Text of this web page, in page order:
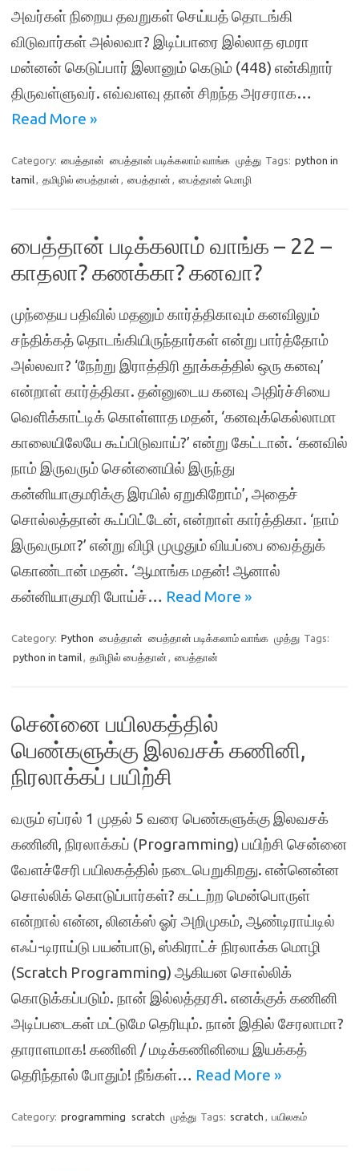
அவர்கள் நிறைய தவறுகள் செய்யத் தொடங்கி
விடுவார்கள் அல்லவா? இடிப்பாரை இல்லாத ஏமரா
மன்னன் கெடுப்பார் இலானும் கெடும் (448) என்கிறார்
திருவள்ளுவர். எவ்வளவு தான் சிறந்த அரசராக…
Read More »
Category: பைத்தான் பைத்தான் படிக்கலாம் வாங்க முத்து Tags: python in
tamil, தமிழில் பைத்தான் , பைத்தான் , பைத்தான் மொழி
பைத்தான் படிக்கலாம் வாங்க – 22 –
காதலா? கணக்கா? கனவா?
முந்தைய பதிவில் மதனும் கார்த்திகாவும் கனவிலும்
சந்திக்கத் தொடங்கியிருந்தார்கள் என்று பார்த்தோம்
அல்லவா? ‘நேற்று இராத்திரி தூக்கத்தில் ஒரு கனவு’
என்றாள் கார்த்திகா. தன்னுடைய கனவு அதிர்ச்சியை
வெளிக்காட்டிக் கொள்ளாத மதன், ‘கனவுக்கெல்லாமா
காலையிலேயே கூப்பிடுவாய்?’ என்று கேட்டான். ‘கனவில்
நாம் இருவரும் சென்னையில் இருந்து
கன்னியாகுமரிக்கு இரயில் ஏறுகிறோம்’, அதைச்
சொல்லத்தான் கூப்பிட்டேன், என்றாள் கார்த்திகா. ‘நாம்
இருவருமா?’ என்று விழி முழுதும் வியப்பை வைத்துக்
கொண்டான் மதன். ‘ஆமாங்க மதன்! ஆனால்
கன்னியாகுமரி போய்ச்… Read More »
Category: Python பைத்தான் பைத்தான் படிக்கலாம் வாங்க முத்து Tags:
python in tamil, தமிழில் பைத்தான் , பைத்தான்
சென்னை பயிலகத்தில்
பெண்களுக்கு இலவசக் கணினி,
நிரலாக்கப் பயிற்சி
வரும் ஏப்ரல் 1 முதல் 5 வரை பெண்களுக்கு இலவசக்
கணினி, நிரலாக்கப் (Programming) பயிற்சி சென்னை
வேளச்சேரி பயிலகத்தில் நடைபெறுகிறது. என்னென்ன
சொல்லிக் கொடுப்பார்கள்? கட்டற்ற மென்பொருள்
என்றால் என்ன, லினக்ஸ் ஓர் அறிமுகம், ஆண்டிராய்டில்
எஃப்-டிராய்டு பயன்பாடு, ஸ்கிராட்ச் நிரலாக்க மொழி
(Scratch Programming) ஆகியன சொல்லிக்
கொடுக்கப்படும். நான் இல்லத்தரசி. எனக்குக் கணினி
அடிப்படைகள் மட்டுமே தெரியும். நான் இதில் சேரலாமா?
தாராளமாக! கணினி / மடிக்கணினியை இயக்கத்
தெரிந்தால் போதும்! நீங்கள்… Read More »
Category: programming scratch முத்து Tags: scratch , பயிலகம்